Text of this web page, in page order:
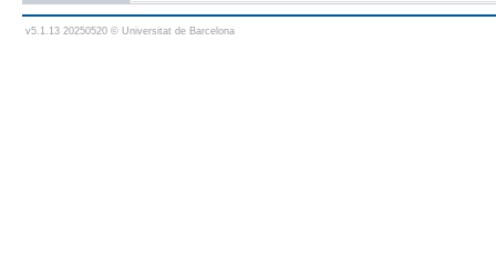
v5.1.13 20250520 © Universitat de Barcelona